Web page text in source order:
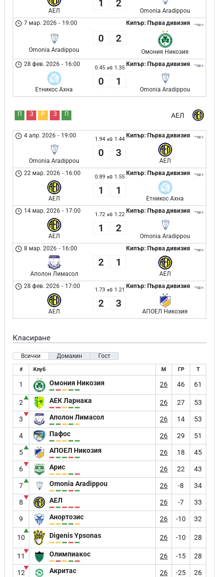
АЕЛ
1 2
Omonia Aradippou
Кипър: Първа дивизия
7 мар. 2026 - 19:00
Omonia Aradippou
0 2
Омония Никозия
Кипър: Първа дивизия
28 фев. 2026 - 16:00
Етникос Ахна
0.45 xG 1.35
0 1
Omonia Aradippou
АЕЛ
П З Р З П
Кипър: Първа дивизия
4 апр. 2026 - 19:00
Omonia Aradippou
1.94 xG 1.44
0 3
АЕЛ
Кипър: Първа дивизия
22 мар. 2026 - 16:00
АЕЛ
0.89 xG 1.55
1 1
Етникос Ахна
Кипър: Първа дивизия
14 мар. 2026 - 17:00
АЕЛ
1.72 xG 1.22
1 2
Omonia Aradippou
Кипър: Първа дивизия
8 мар. 2026 - 16:00
Аполон Лимасол
2 1
АЕЛ
Кипър: Първа дивизия
28 фев. 2026 - 17:00
АЕЛ
1.73 xG 1.21
2 3
АПОЕЛ Никозия
Класиране
Всички Домакин Гост
# Клуб М ГР Т
1 Омония Никозия 26 46 61
2
▲ АЕК Ларнака 26 27 53
3
▼ Аполон Лимасол 26 14 53
4 Пафос 26 29 51
5
▲ АПОЕЛ Никозия 26 18 45
6
▼ Арис 26 22 43
7
▲ Omonia Aradippou 26 -8 34
8
▼ АЕЛ 26 -7 33
9 Анортозис 26 -10 32
10
▲
Digenis Ypsonas 26 -10 28
11
▼ Олимпиакос 26 -15 28
12
▼ Акритас 26 -25 26